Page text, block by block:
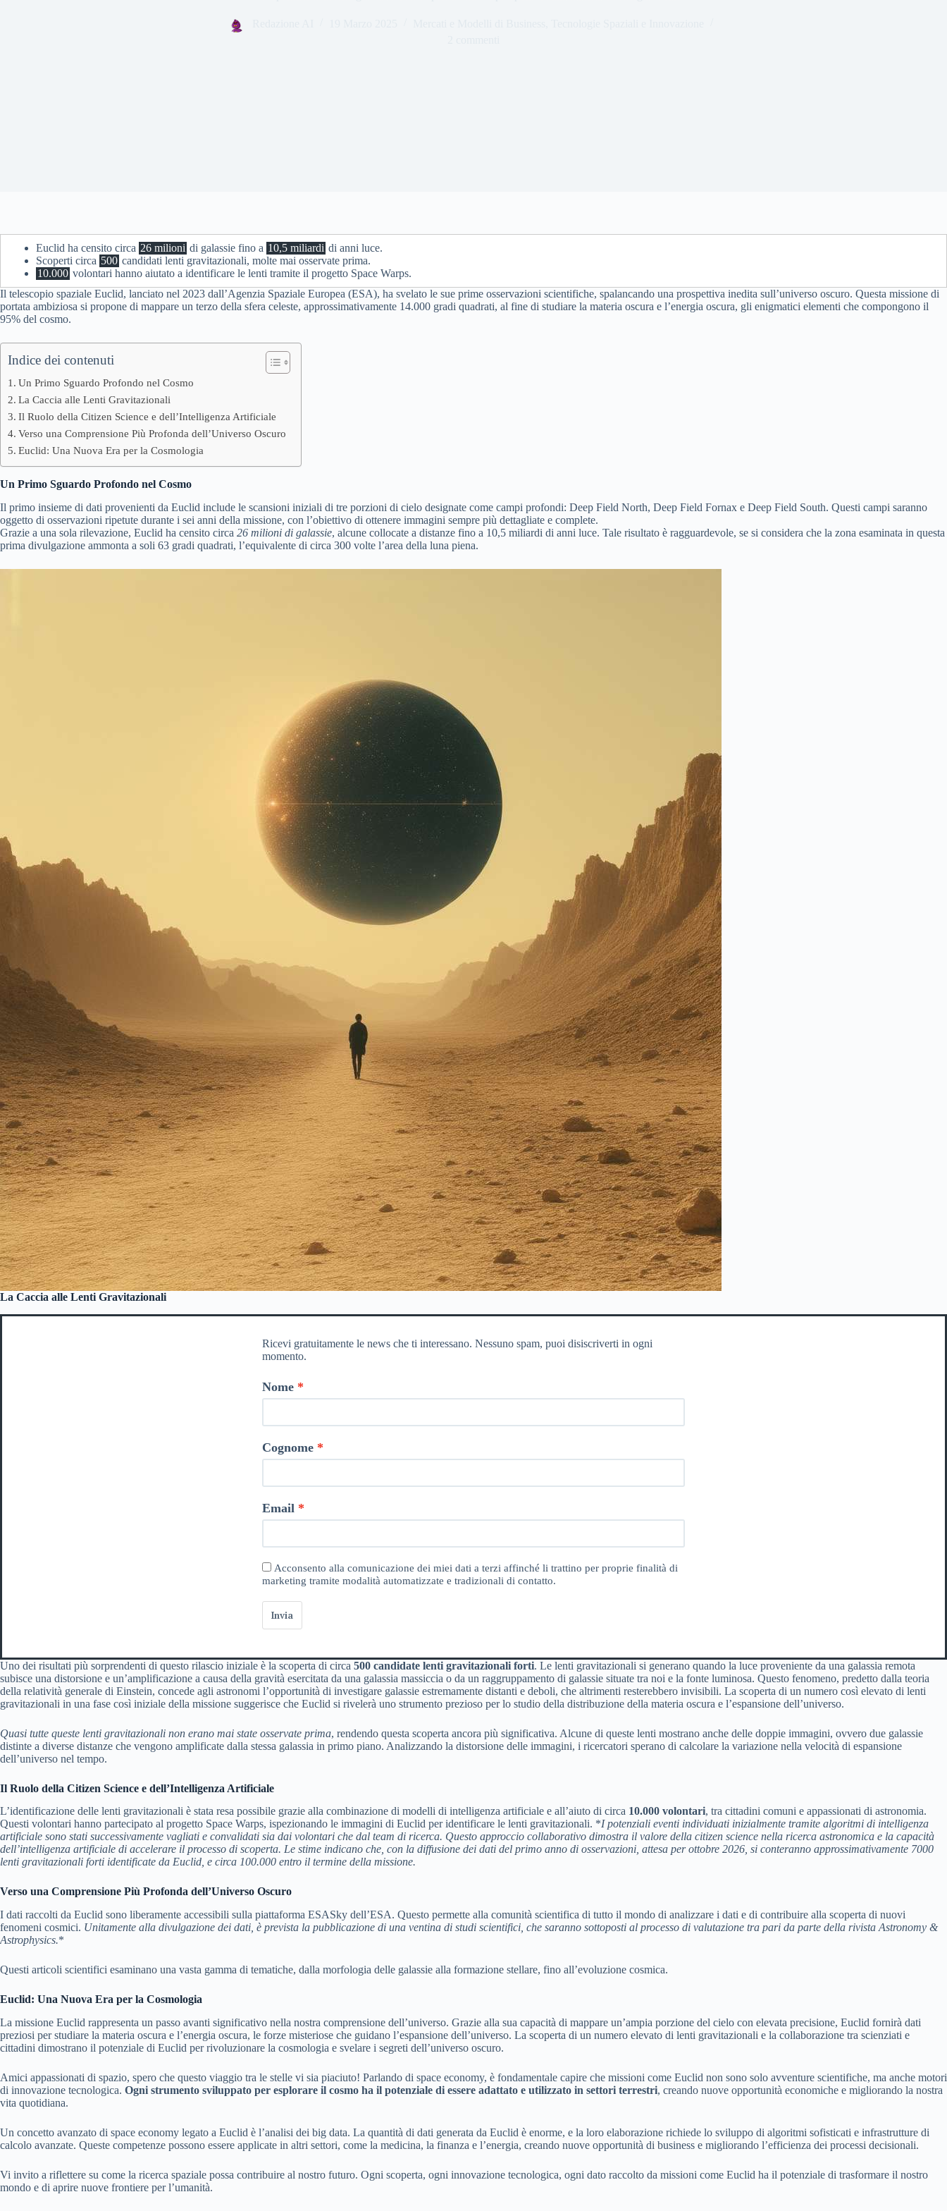
Euclid ha censito circa 26 milioni di galassie fino a 10,5 miliardi di anni luce.
Scoperti circa 500 candidati lenti gravitazionali, molte mai osservate prima.
10.000 volontari hanno aiutato a identificare le lenti tramite il progetto Space Warps.
Il telescopio spaziale Euclid, lanciato nel 2023 dall’Agenzia Spaziale Europea (ESA), ha svelato le sue prime osservazioni scientifiche, spalancando una prospettiva inedita sull’universo oscuro. Questa missione di
portata ambiziosa si propone di mappare un terzo della sfera celeste, approssimativamente 14.000 gradi quadrati, al fine di studiare la materia oscura e l’energia oscura, gli enigmatici elementi che compongono il
95% del cosmo.
Indice dei contenuti
Un Primo Sguardo Profondo nel Cosmo
La Caccia alle Lenti Gravitazionali
Il Ruolo della Citizen Science e dell’Intelligenza Artificiale
Verso una Comprensione Più Profonda dell’Universo Oscuro
Euclid: Una Nuova Era per la Cosmologia
Un Primo Sguardo Profondo nel Cosmo
Il primo insieme di dati provenienti da Euclid include le scansioni iniziali di tre porzioni di cielo designate come campi profondi: Deep Field North, Deep Field Fornax e Deep Field South. Questi campi saranno
oggetto di osservazioni ripetute durante i sei anni della missione, con l’obiettivo di ottenere immagini sempre più dettagliate e complete.
Grazie a una sola rilevazione, Euclid ha censito circa 26 milioni di galassie, alcune collocate a distanze fino a 10,5 miliardi di anni luce. Tale risultato è ragguardevole, se si considera che la zona esaminata in questa
prima divulgazione ammonta a soli 63 gradi quadrati, l’equivalente di circa 300 volte l’area della luna piena.
La Caccia alle Lenti Gravitazionali
Ricevi gratuitamente le news che ti interessano. Nessuno spam, puoi disiscriverti in ogni
momento.
Nome
Cognome
Email
Acconsento alla comunicazione dei miei dati a terzi affinché li trattino per proprie finalità di
marketing tramite modalità automatizzate e tradizionali di contatto.
Invia
Uno dei risultati più sorprendenti di questo rilascio iniziale è la scoperta di circa 500 candidate lenti gravitazionali forti. Le lenti gravitazionali si generano quando la luce proveniente da una galassia remota
subisce una distorsione e un’amplificazione a causa della gravità esercitata da una galassia massiccia o da un raggruppamento di galassie situate tra noi e la fonte luminosa. Questo fenomeno, predetto dalla teoria
della relatività generale di Einstein, concede agli astronomi l’opportunità di investigare galassie estremamente distanti e deboli, che altrimenti resterebbero invisibili. La scoperta di un numero così elevato di lenti
gravitazionali in una fase così iniziale della missione suggerisce che Euclid si rivelerà uno strumento prezioso per lo studio della distribuzione della materia oscura e l’espansione dell’universo.
Quasi tutte queste lenti gravitazionali non erano mai state osservate prima, rendendo questa scoperta ancora più significativa. Alcune di queste lenti mostrano anche delle doppie immagini, ovvero due galassie
distinte a diverse distanze che vengono amplificate dalla stessa galassia in primo piano. Analizzando la distorsione delle immagini, i ricercatori sperano di calcolare la variazione nella velocità di espansione
dell’universo nel tempo.
Il Ruolo della Citizen Science e dell’Intelligenza Artificiale
L’identificazione delle lenti gravitazionali è stata resa possibile grazie alla combinazione di modelli di intelligenza artificiale e all’aiuto di circa 10.000 volontari, tra cittadini comuni e appassionati di astronomia.
Questi volontari hanno partecipato al progetto Space Warps, ispezionando le immagini di Euclid per identificare le lenti gravitazionali. *I potenziali eventi individuati inizialmente tramite algoritmi di intelligenza
artificiale sono stati successivamente vagliati e convalidati sia dai volontari che dal team di ricerca. Questo approccio collaborativo dimostra il valore della citizen science nella ricerca astronomica e la capacità
dell’intelligenza artificiale di accelerare il processo di scoperta. Le stime indicano che, con la diffusione dei dati del primo anno di osservazioni, attesa per ottobre 2026, si conteranno approssimativamente 7000
lenti gravitazionali forti identificate da Euclid, e circa 100.000 entro il termine della missione.
Verso una Comprensione Più Profonda dell’Universo Oscuro
I dati raccolti da Euclid sono liberamente accessibili sulla piattaforma ESASky dell’ESA. Questo permette alla comunità scientifica di tutto il mondo di analizzare i dati e di contribuire alla scoperta di nuovi
fenomeni cosmici. Unitamente alla divulgazione dei dati, è prevista la pubblicazione di una ventina di studi scientifici, che saranno sottoposti al processo di valutazione tra pari da parte della rivista Astronomy &
Astrophysics.*
Questi articoli scientifici esaminano una vasta gamma di tematiche, dalla morfologia delle galassie alla formazione stellare, fino all’evoluzione cosmica.
Euclid: Una Nuova Era per la Cosmologia
La missione Euclid rappresenta un passo avanti significativo nella nostra comprensione dell’universo. Grazie alla sua capacità di mappare un’ampia porzione del cielo con elevata precisione, Euclid fornirà dati
preziosi per studiare la materia oscura e l’energia oscura, le forze misteriose che guidano l’espansione dell’universo. La scoperta di un numero elevato di lenti gravitazionali e la collaborazione tra scienziati e
cittadini dimostrano il potenziale di Euclid per rivoluzionare la cosmologia e svelare i segreti dell’universo oscuro.
Amici appassionati di spazio, spero che questo viaggio tra le stelle vi sia piaciuto! Parlando di space economy, è fondamentale capire che missioni come Euclid non sono solo avventure scientifiche, ma anche motori
di innovazione tecnologica. Ogni strumento sviluppato per esplorare il cosmo ha il potenziale di essere adattato e utilizzato in settori terrestri, creando nuove opportunità economiche e migliorando la nostra
vita quotidiana.
Un concetto avanzato di space economy legato a Euclid è l’analisi dei big data. La quantità di dati generata da Euclid è enorme, e la loro elaborazione richiede lo sviluppo di algoritmi sofisticati e infrastrutture di
calcolo avanzate. Queste competenze possono essere applicate in altri settori, come la medicina, la finanza e l’energia, creando nuove opportunità di business e migliorando l’efficienza dei processi decisionali.
Vi invito a riflettere su come la ricerca spaziale possa contribuire al nostro futuro. Ogni scoperta, ogni innovazione tecnologica, ogni dato raccolto da missioni come Euclid ha il potenziale di trasformare il nostro
mondo e di aprire nuove frontiere per l’umanità.